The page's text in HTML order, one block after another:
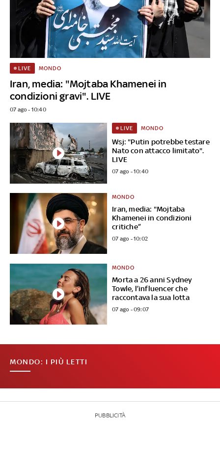
Iran, media: "Mojtaba Khamenei in
condizioni gravi". LIVE
LIVE MONDO
07 ago - 10:40
Wsj: "Putin potrebbe testare
Nato con attacco limitato".
LIVE
LIVE MONDO
07 ago - 10:40
Iran, media: "Mojtaba
Khamenei in condizioni
critiche”
MONDO
07 ago - 10:02
Morta a 26 anni Sydney
Towle, l’influencer che
raccontava la sua lotta
MONDO
07 ago - 09:07
MONDO: I PIÙ LETTI
PUBBLICITÀ